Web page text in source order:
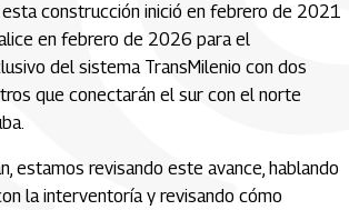
construcción inició en febrero de 2021
en febrero de 2026 para el
del sistema TransMilenio con dos
que conectarán el sur con el norte
estamos revisando este avance, hablando
la interventoría y revisando cómo